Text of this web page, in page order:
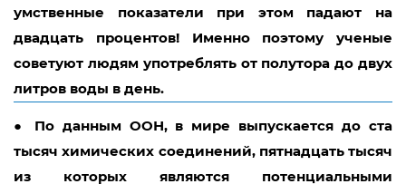
умственные показатели при этом падают на
двадцать процентов! Именно поэтому ученые
советуют людям употреблять от полутора до двух
литров воды в день.
● По данным ООН, в мире выпускается до ста
тысяч химических соединений, пятнадцать тысяч
из которых являются потенциальными